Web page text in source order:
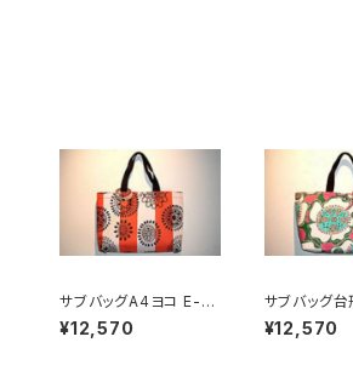
サブバッグA4ヨコ E-7
29
¥12,570
サブバッグ
¥12,570